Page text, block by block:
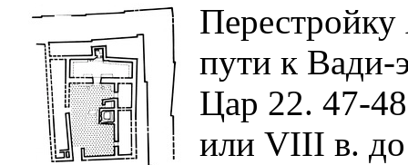
пути к Вади-
Цар 22. 47-
или VIII в.